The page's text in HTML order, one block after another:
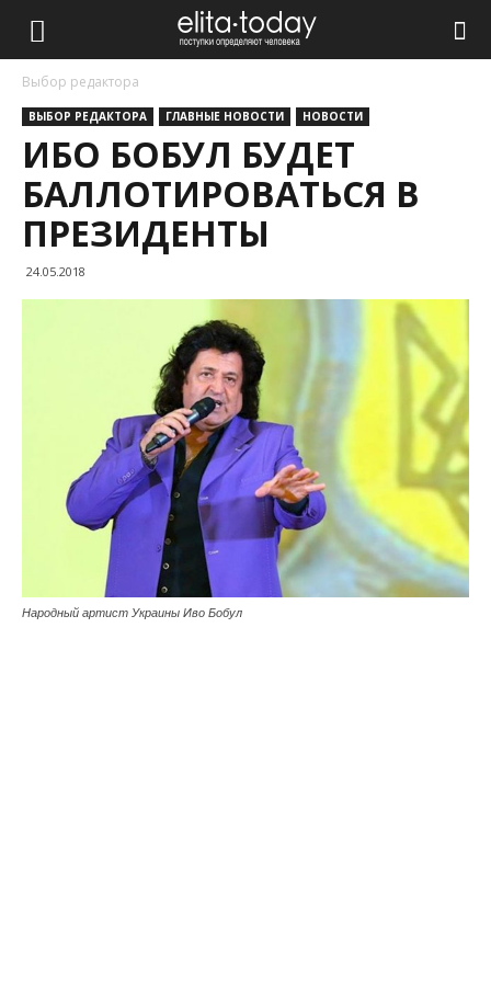
Выбор редактора
ВЫБОР РЕДАКТОРА ГЛАВНЫЕ НОВОСТИ НОВОСТИ
ИБО БОБУЛ БУДЕТ
БАЛЛОТИРОВАТЬСЯ В
ПРЕЗИДЕНТЫ
24.05.2018
Народный артист Украины Иво Бобул